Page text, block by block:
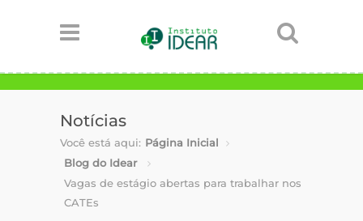
Notícias
Você está aqui: Página Inicial
Blog do Idear
Vagas de estágio abertas para trabalhar nos
CATEs